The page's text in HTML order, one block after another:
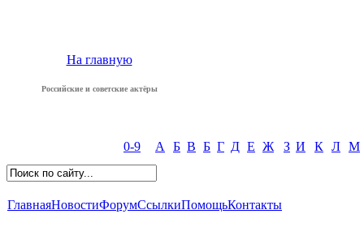
На главную
Российские и советские актёры
0-9 А Б В Б Г Д Е Ж З И К Л М
ГлавнаяНовостиФорумСсылкиПомощьКонтакты